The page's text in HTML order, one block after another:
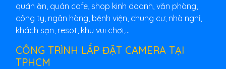
quán ăn, quán cafe, shop kinh doanh, văn phòng,
công ty, ngân hàng, bệnh viện, chung cư, nhà nghỉ,
khách sạn, resot, khu vui chơi,...
CÔNG TRÌNH LẮP ĐẶT CAMERA TẠI
TPHCM